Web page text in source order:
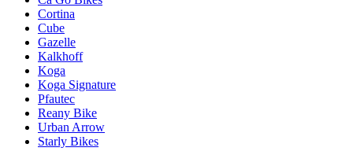
Cortina
Cube
Gazelle
Kalkhoff
Koga
Koga Signature
Pfautec
Reany Bike
Urban Arrow
Starly Bikes